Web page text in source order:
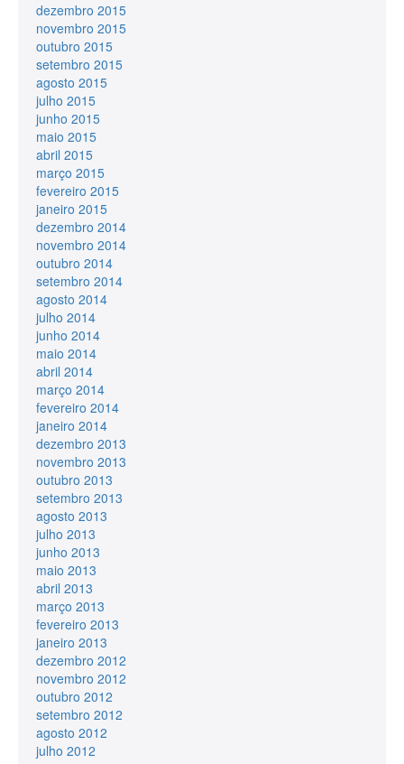
dezembro 2015
novembro 2015
outubro 2015
setembro 2015
agosto 2015
julho 2015
junho 2015
maio 2015
abril 2015
março 2015
fevereiro 2015
janeiro 2015
dezembro 2014
novembro 2014
outubro 2014
setembro 2014
agosto 2014
julho 2014
junho 2014
maio 2014
abril 2014
março 2014
fevereiro 2014
janeiro 2014
dezembro 2013
novembro 2013
outubro 2013
setembro 2013
agosto 2013
julho 2013
junho 2013
maio 2013
abril 2013
março 2013
fevereiro 2013
janeiro 2013
dezembro 2012
novembro 2012
outubro 2012
setembro 2012
agosto 2012
julho 2012